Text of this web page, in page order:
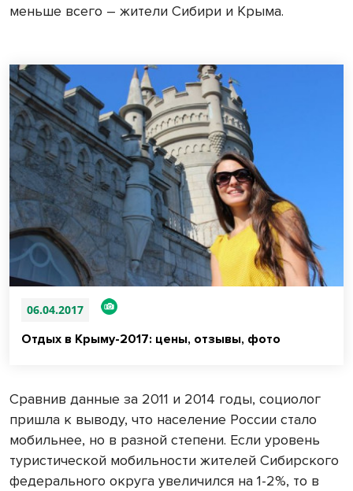
меньше всего – жители Сибири и Крыма.
06.04.2017
Отдых в Крыму-2017: цены, отзывы, фото
Сравнив данные за 2011 и 2014 годы, социолог
пришла к выводу, что население России стало
мобильнее, но в разной степени. Если уровень
туристической мобильности жителей Сибирского
федерального округа увеличился на 1-2%, то в